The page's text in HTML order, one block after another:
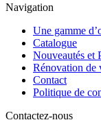
Navigation
Une gamme
Catalogue
Nouveautés et
Rénovation de
Contact
Politique de
Contactez-nous